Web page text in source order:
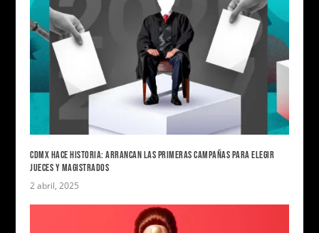
CDMX HACE HISTORIA: ARRANCAN LAS PRIMERAS CAMPAÑAS PARA ELEGIR
JUECES Y MAGISTRADOS
2 abril, 2025